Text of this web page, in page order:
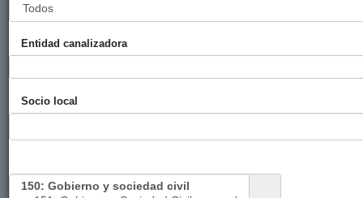
Entidad canalizadora
Socio local
compartiendo
construyendo
Jóvenes e
interculturalidad /
de Bilbao
IV Cine-Foro: La
Ayuntamiento
Economistas